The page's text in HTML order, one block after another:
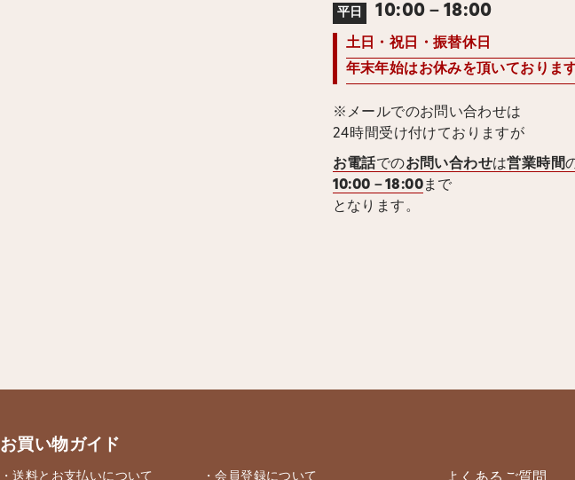
平日 10:00－18:00
土日・祝日・振替休日
年末年始はお休みを頂いております
※メールでのお問い合わせは
24時間受け付けておりますが
お電話でのお問い合わせは営業時間
10:00－18:00まで
となります。
お買い物ガイド
・送料とお支払いについて ・会員登録について